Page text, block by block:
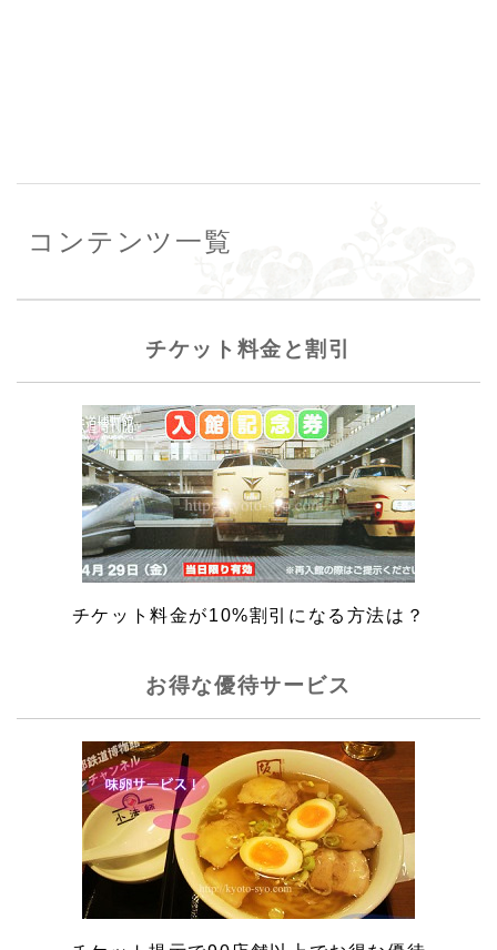
コンテンツ一覧
チケット料金と割引
チケット料金が10%割引になる方法は？
お得な優待サービス